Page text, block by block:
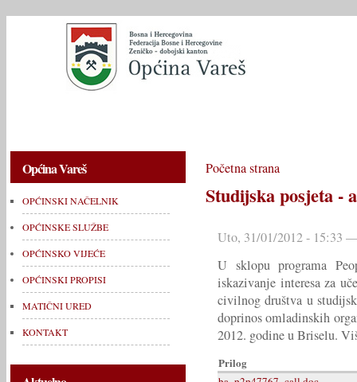
Općina Vareš
OPĆINSKI NAČELNIK
OPĆINSKE SLUŽBE
OPĆINSKO VIJEĆE
OPĆINSKI PROPISI
MATIČNI URED
KONTAKT
Početna strana
Studijska posjeta -
Uto, 31/01/2012 - 15:33
U sklopu programa
iskazivanje interesa za
civilnog društva u
doprinos omladinskih
2012. godine u Briselu.
Prilog